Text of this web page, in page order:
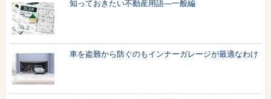
知っておきたい不動産用語—一般編
車を盗難から防ぐのもインナーガレージが最適なわけ